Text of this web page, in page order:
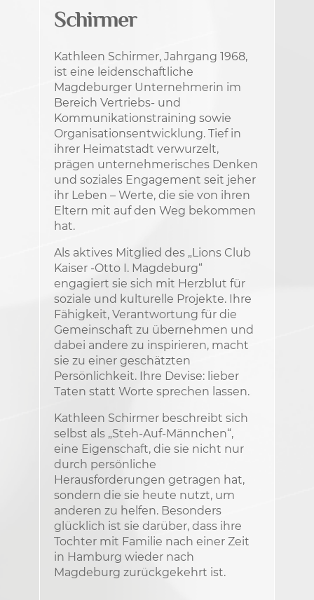
Schirmer
Kathleen Schirmer, Jahrgang 1968,
ist eine leidenschaftliche
Magdeburger Unternehmerin im
Bereich Vertriebs- und
Kommunikationstraining sowie
Organisationsentwicklung. Tief in
ihrer Heimatstadt verwurzelt,
prägen unternehmerisches Denken
und soziales Engagement seit jeher
ihr Leben – Werte, die sie von ihren
Eltern mit auf den Weg bekommen
hat.
Als aktives Mitglied des „Lions Club
Kaiser -Otto I. Magdeburg“
engagiert sie sich mit Herzblut für
soziale und kulturelle Projekte. Ihre
Fähigkeit, Verantwortung für die
Gemeinschaft zu übernehmen und
dabei andere zu inspirieren, macht
sie zu einer geschätzten
Persönlichkeit. Ihre Devise: lieber
Taten statt Worte sprechen lassen.
Kathleen Schirmer beschreibt sich
selbst als „Steh-Auf-Männchen“,
eine Eigenschaft, die sie nicht nur
durch persönliche
Herausforderungen getragen hat,
sondern die sie heute nutzt, um
anderen zu helfen. Besonders
glücklich ist sie darüber, dass ihre
Tochter mit Familie nach einer Zeit
in Hamburg wieder nach
Magdeburg zurückgekehrt ist.